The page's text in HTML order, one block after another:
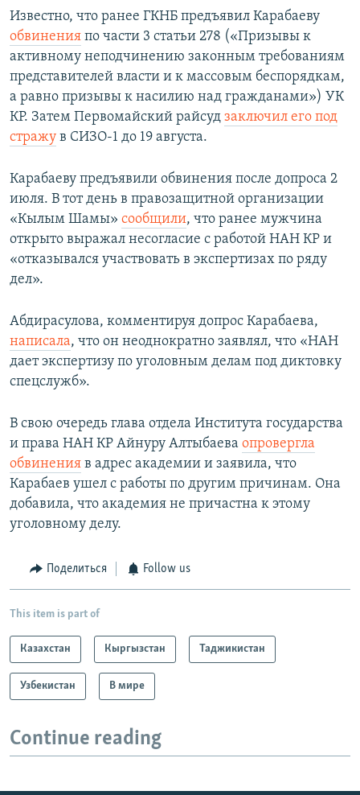
Известно, что ранее ГКНБ предъявил Карабаеву
обвинения по части 3 статьи 278 («Призывы к
активному неподчинению законным требованиям
представителей власти и к массовым беспорядкам,
а равно призывы к насилию над гражданами») УК
КР. Затем Первомайский райсуд заключил его под
стражу в СИЗО-1 до 19 августа.
Карабаеву предъявили обвинения после допроса 2
июля. В тот день в правозащитной организации
«Кылым Шамы» сообщили, что ранее мужчина
открыто выражал несогласие с работой НАН КР и
«отказывался участвовать в экспертизах по ряду
дел».
Абдирасулова, комментируя допрос Карабаева,
написала, что он неоднократно заявлял, что «НАН
дает экспертизу по уголовным делам под диктовку
спецслужб».
В свою очередь глава отдела Института государства
и права НАН КР Айнуру Алтыбаева опровергла
обвинения в адрес академии и заявила, что
Карабаев ушел с работы по другим причинам. Она
добавила, что академия не причастна к этому
уголовному делу.
Поделиться Follow us
This item is part of
Казахстан Кыргызстан Таджикистан
Узбекистан В мире
Continue reading